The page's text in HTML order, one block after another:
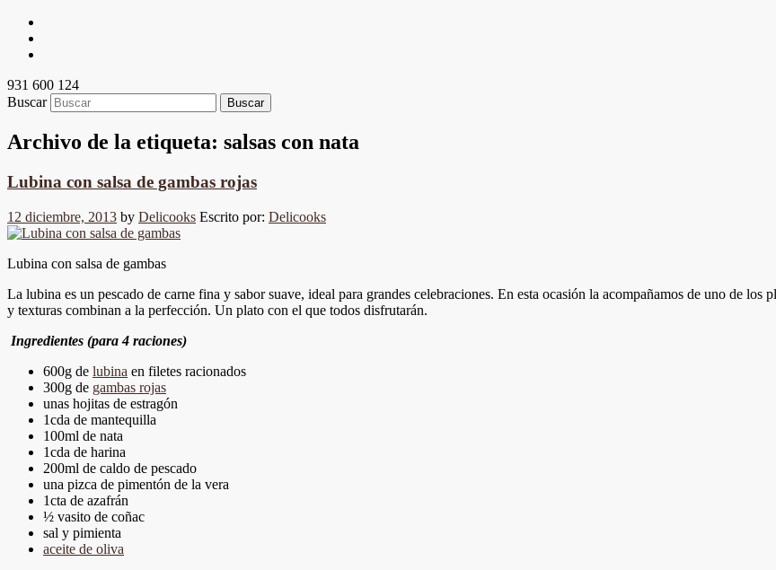
931 600 124
Buscar
Archivo de la etiqueta: salsas con nata
Lubina con salsa de gambas rojas
12 diciembre, 2013 by Delicooks Escrito por: Delicooks
Lubina con salsa de gambas
La lubina es un pescado de carne fina y sabor suave, ideal para grandes celebraciones. En esta ocasión la acompañamos de uno de los
y texturas combinan a la perfección. Un plato con el que todos disfrutarán.
Ingredientes (para 4 raciones)
600g de lubina en filetes racionados
300g de gambas rojas
unas hojitas de estragón
1cda de mantequilla
100ml de nata
1cda de harina
200ml de caldo de pescado
una pizca de pimentón de la vera
1cta de azafrán
½ vasito de coñac
sal y pimienta
aceite de oliva